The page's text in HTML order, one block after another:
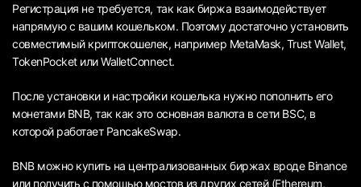
Регистрация не требуется, так как биржа взаимодействует
напрямую с вашим кошельком. Поэтому достаточно установить
совместимый криптокошелек, например MetaMask, Trust Wallet,
TokenPocket или WalletConnect.
После установки и настройки кошелька нужно пополнить его
монетами BNB, так как это основная валюта в сети BSC, в
которой работает PancakeSwap.
BNB можно купить на централизованных биржах вроде Binance
или получить с помощью мостов из других сетей (Ethereum,